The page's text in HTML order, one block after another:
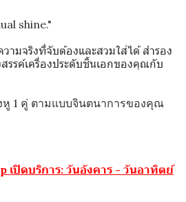
shine."
ามจริงที่จับต้องและสวมใส่ได้ สำรอง
รรค์เครื่องประดับชิ้นเอกของคุณกับ
หู 1 คู่ ตามแบบจินตนาการของคุณ
เปิดบริการ: วันอังคาร - วันอาทิตย์